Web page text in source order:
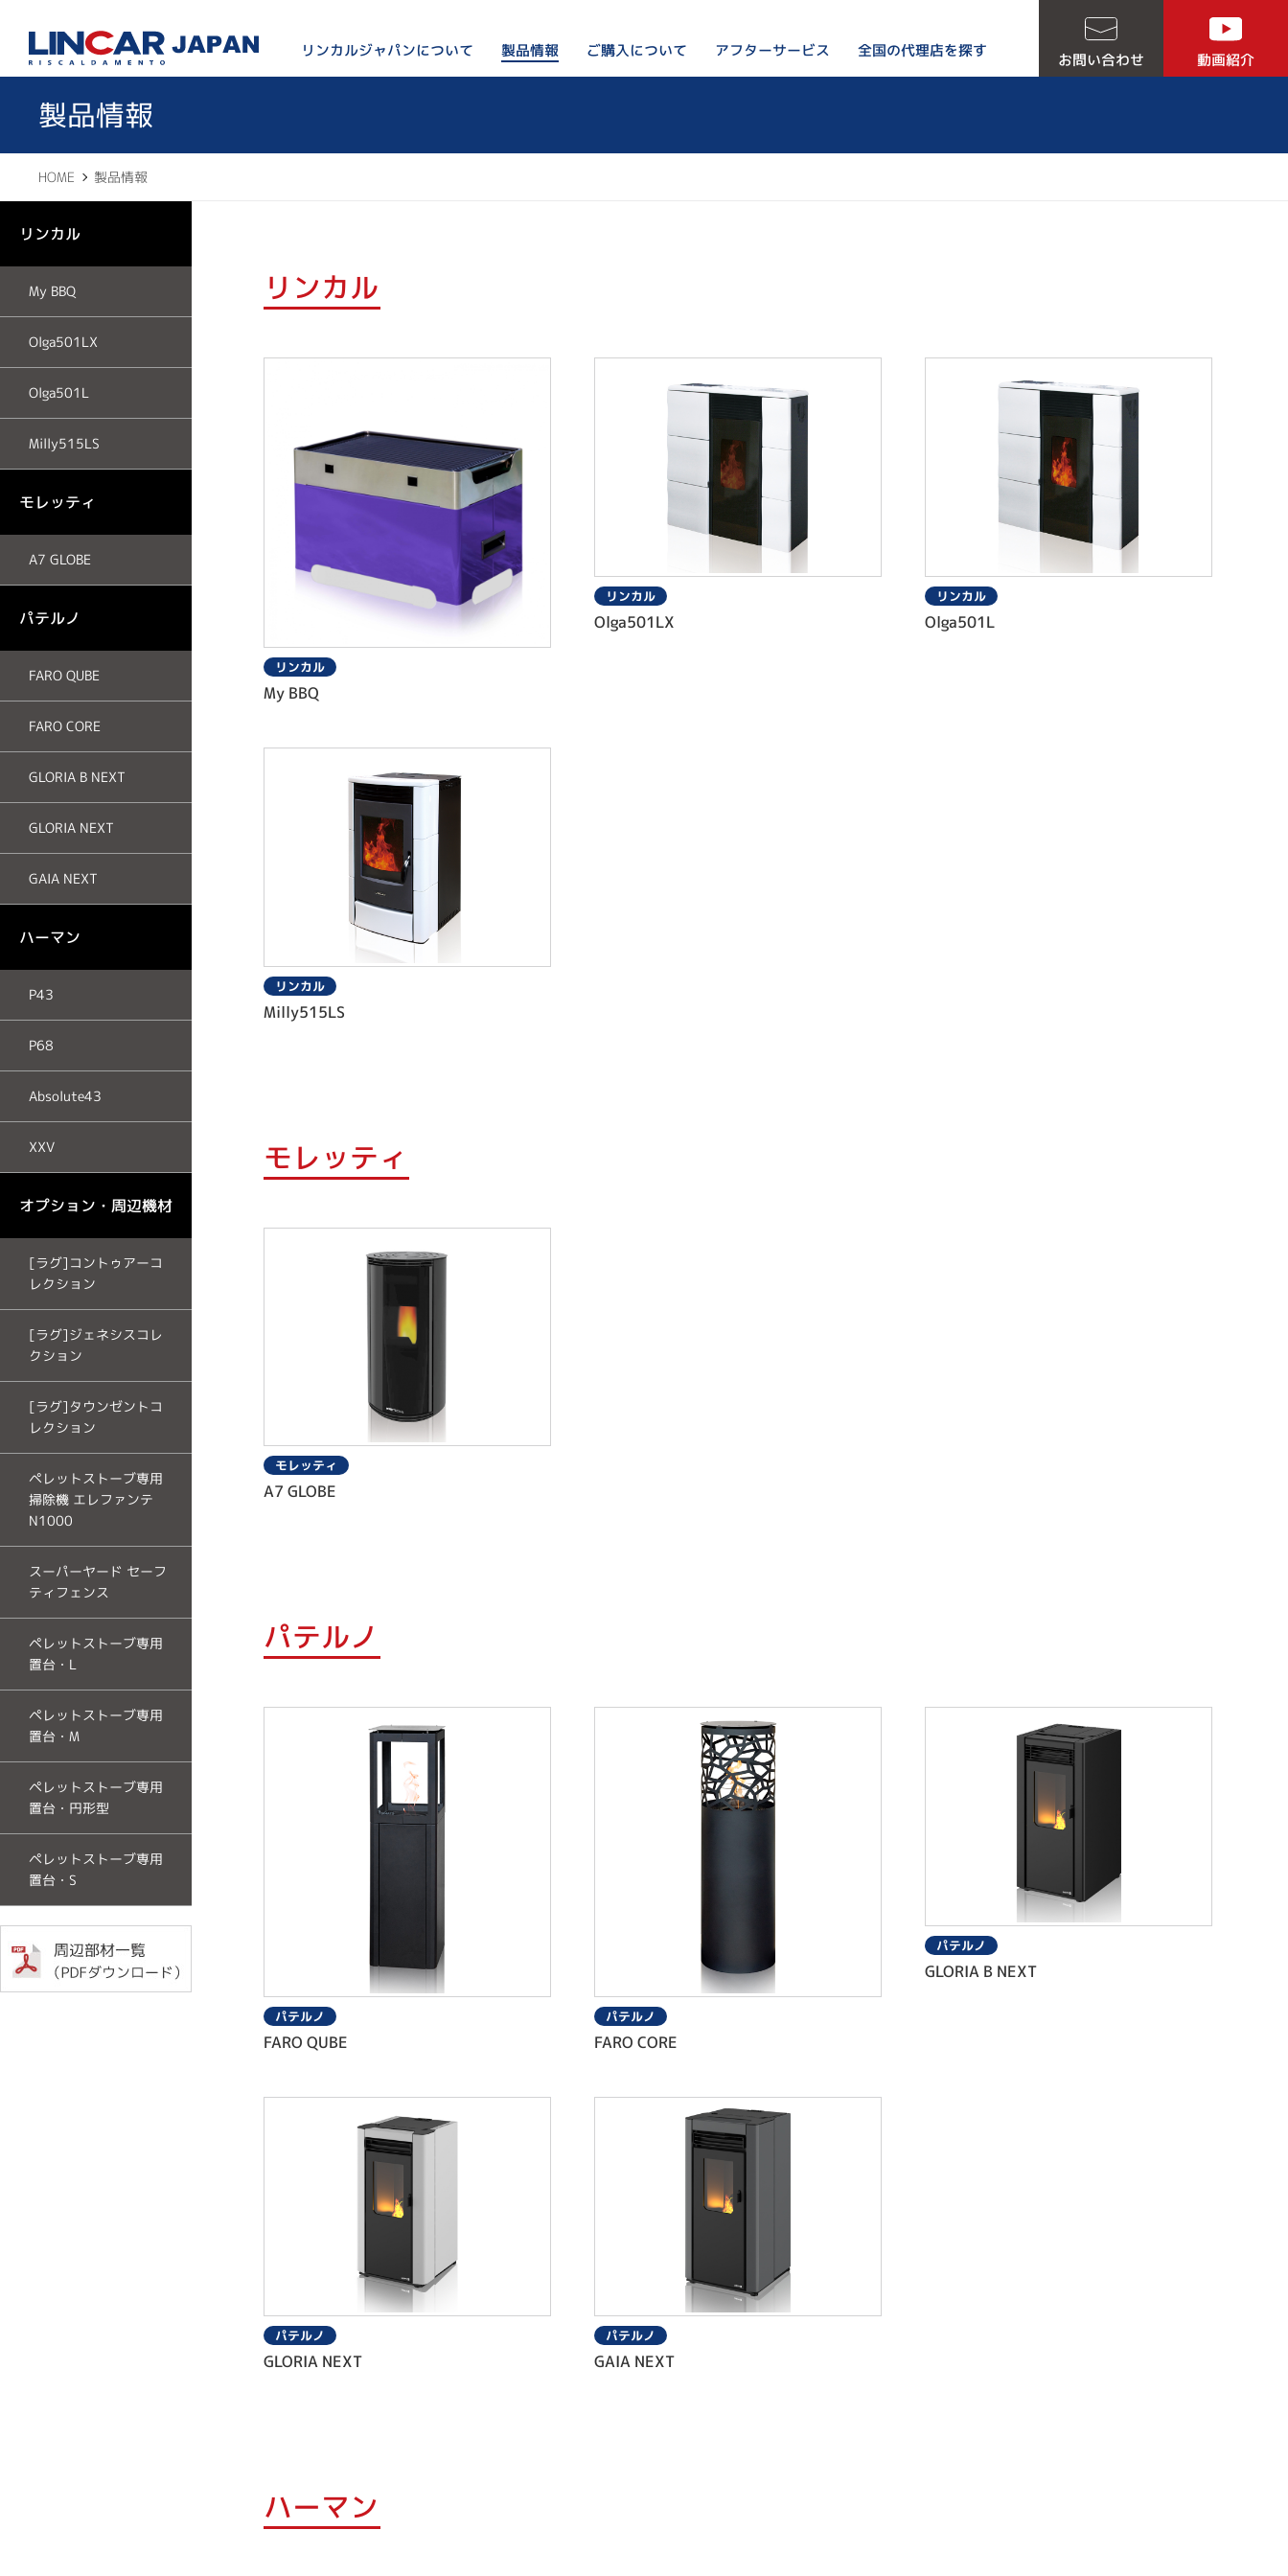
リンカルジャパンについて
リンカルジャパンが選ばれる５つの理由
製品情報 ご購入について
ご購入をお考えの方はこちら
アフターサービス 全国の代理店を探す お問い合わせ 動画紹介
製品情報
HOME 製品情報
リンカル
My BBQ
Olga501LX
Olga501L
Milly515LS
モレッティ
A7 GLOBE
パテルノ
FARO QUBE
FARO CORE
GLORIA B NEXT
GLORIA NEXT
GAIA NEXT
ハーマン
P43
P68
Absolute43
XXV
オプション・周辺機材
[ラグ]コントゥアーコ
レクション
[ラグ]ジェネシスコレ
クション
[ラグ]タウンゼントコ
レクション
ペレットストーブ専用
掃除機 エレファンテ
N1000
スーパーヤード セーフ
ティフェンス
ペレットストーブ専用
置台・L
ペレットストーブ専用
置台・M
ペレットストーブ専用
置台・円形型
ペレットストーブ専用
置台・S
リンカル
リンカル
My BBQ
リンカル
Olga501LX
リンカル
Olga501L
リンカル
Milly515LS
モレッティ
モレッティ
A7 GLOBE
パテルノ
パテルノ
FARO QUBE
パテルノ
FARO CORE
パテルノ
GLORIA B NEXT
パテルノ
GLORIA NEXT
パテルノ
GAIA NEXT
ハーマン